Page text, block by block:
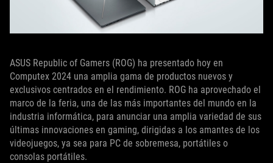
ASUS Republic of Gamers (ROG) ha presentado hoy en
Computex 2024 una amplia gama de productos nuevos y
exclusivos centrados en el rendimiento. ROG ha aprovechado el
marco de la feria, una de las más importantes del mundo en la
industria informática, para anunciar una amplia variedad de sus
últimas innovaciones en gaming, dirigidas a los amantes de los
videojuegos, ya sea para PC de sobremesa, portátiles o
consolas portátiles.